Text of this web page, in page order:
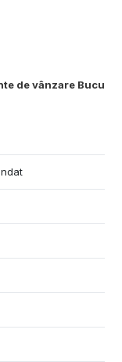
de vânzare
imediata sau
la valoarea
achizitia